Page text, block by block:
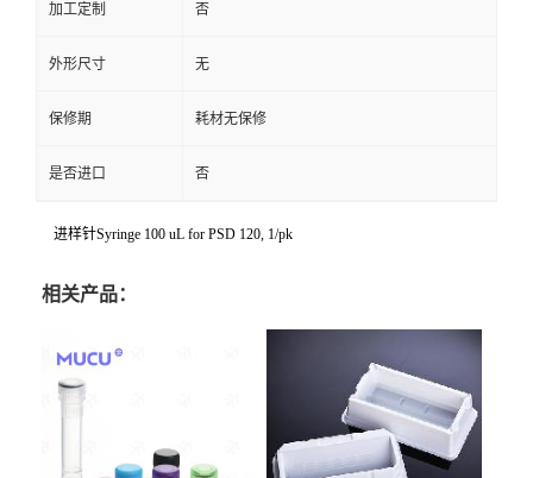
加工定制 否
外形尺寸 无
保修期 耗材无保修
是否进口 否
进样针Syringe 100 uL for PSD 120, 1/pk
相关产品：